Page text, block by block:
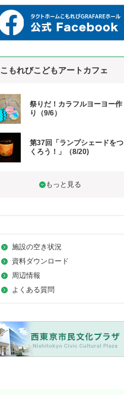
こもれびこどもアートカフェ
祭りだ！カラフルヨーヨー作
り（9/6）
第37回「ランプシェードをつ
くろう！」（8/20)
施設の空き状況
資料ダウンロード
周辺情報
よくある質問